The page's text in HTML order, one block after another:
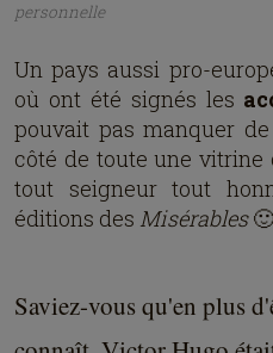
portait, mais tempéré
un avertissement :
l'hospitalité offerte au
Hugo en exportant au
troubles de la Commune